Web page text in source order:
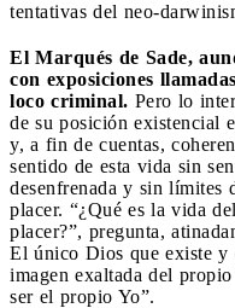
tentativas del neo-
El Marqués de Sade,
con exposiciones
loco criminal. Pero lo
de su posición existencial
y, a fin de cuentas,
sentido de esta vida sin
desenfrenada y sin límites
placer. “¿Qué es la vida
placer?”, pregunta,
El único Dios que existe y
imagen exaltada del
ser el propio Yo”.